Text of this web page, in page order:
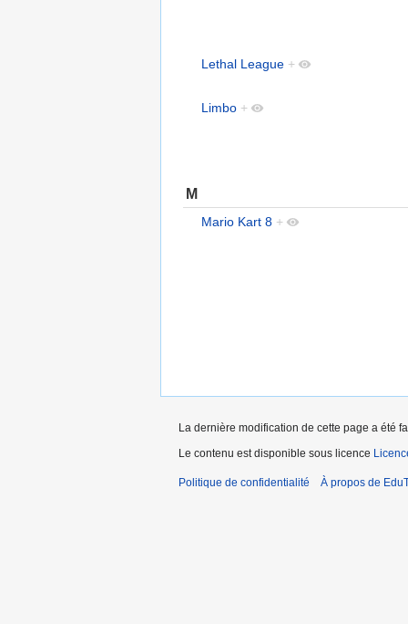
Lethal League +
Limbo +
M
Mario Kart 8 +
La dernière modification de cette page a été
Le contenu est disponible sous licence
Politique de confidentialité À propos de